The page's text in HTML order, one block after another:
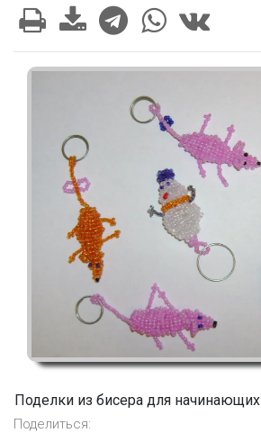
Поделки из бисера для начинающих
Поделиться: